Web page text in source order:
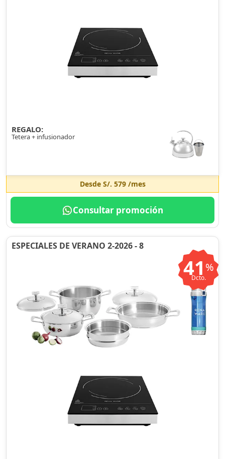
REGALO:
Tetera + infusionador
Desde S/. 579/mes
Consultar promoción
ESPECIALES DE VERANO 2-2026 - 8
41 %
Dcto.